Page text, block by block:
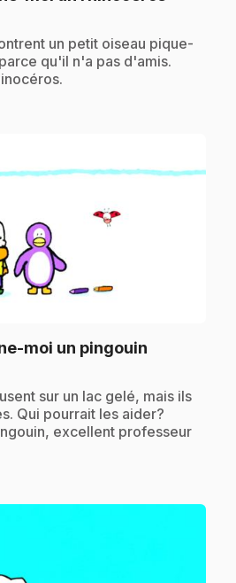
un petit oiseau pique-
qu'il n'a pas d'amis.
moi un pingouin
sur un lac gelé, mais ils
Qui pourrait les aider?
excellent professeur